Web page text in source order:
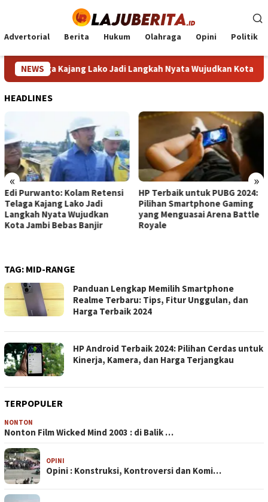
konten
Advertorial Berita Hukum Olahraga Opini Politik
NEWS
Telaga Kajang Lako Jadi Langkah Nyata Wujudkan Kota Jambi
HEADLINES
« »
Edi Purwanto: Kolam Retensi
Telaga Kajang Lako Jadi
Langkah Nyata Wujudkan
Kota Jambi Bebas Banjir
HP Terbaik untuk PUBG 2024:
Pilihan Smartphone Gaming
yang Menguasai Arena Battle
Royale
TAG: MID-RANGE
Panduan Lengkap Memilih Smartphone
Realme Terbaru: Tips, Fitur Unggulan, dan
Harga Terbaik 2024
HP Android Terbaik 2024: Pilihan Cerdas untuk
Kinerja, Kamera, dan Harga Terjangkau
TERPOPULER
NONTON
Nonton Film Wicked Mind 2003 : di Balik …
OPINI
Opini : Konstruksi, Kontroversi dan Komi…